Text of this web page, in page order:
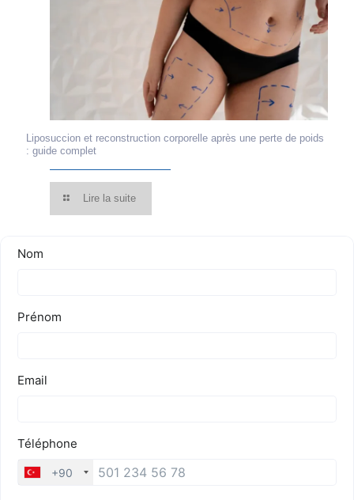
Liposuccion et reconstruction corporelle après une perte de poids
: guide complet
Lire la suite